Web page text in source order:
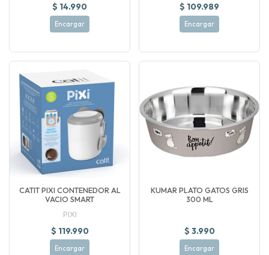
$ 14.990
Encargar
$ 109.989
Encargar
CATIT PIXI CONTENEDOR AL
VACIO SMART
PIXI
$ 119.990
Encargar
KUMAR PLATO GATOS GRIS
300 ML
$ 3.990
Encargar